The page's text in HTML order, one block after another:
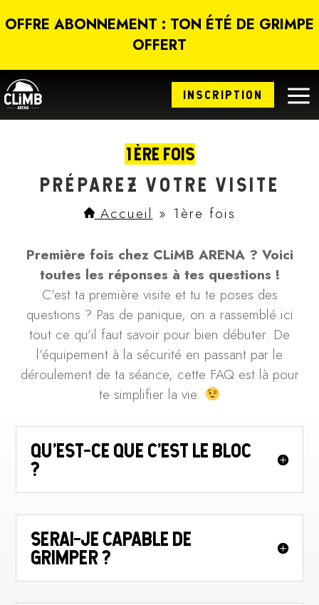
OFFRE ABONNEMENT : TON ÉTÉ DE GRIMPE
OFFERT
INSCRIPTION a
1ÈRE FOIS
PRÉPAREZ VOTRE VISITE
Accueil » 1ère fois
Première fois chez CLiMB ARENA ? Voici
toutes les réponses à tes questions !
C’est ta première visite et tu te poses des
questions ? Pas de panique, on a rassemblé ici
tout ce qu’il faut savoir pour bien débuter. De
l’équipement à la sécurité en passant par le
déroulement de ta séance, cette FAQ est là pour
te simplifier la vie.
QU'EST-CE QUE C’EST LE BLOC
?
SERAI-JE CAPABLE DE
GRIMPER ?